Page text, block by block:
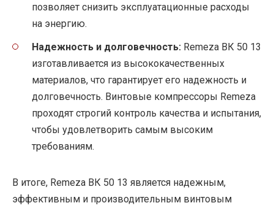
позволяет снизить эксплуатационные расходы
на энергию.
Надежность и долговечность: Remeza ВК 50 13
изготавливается из высококачественных
материалов, что гарантирует его надежность и
долговечность. Винтовые компрессоры Remeza
проходят строгий контроль качества и испытания,
чтобы удовлетворить самым высоким
требованиям.
В итоге, Remeza ВК 50 13 является надежным,
эффективным и производительным винтовым